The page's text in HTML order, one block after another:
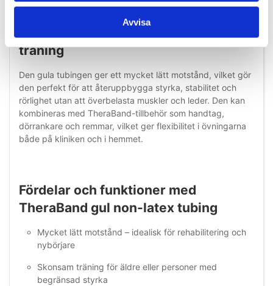
Avvisa
träning
Den gula tubingen ger ett mycket lätt motstånd, vilket gör
den perfekt för att återuppbygga styrka, stabilitet och
rörlighet utan att överbelasta muskler och leder. Den kan
kombineras med TheraBand-tillbehör som handtag,
dörrankare och remmar, vilket ger flexibilitet i övningarna
både på kliniken och i hemmet.
Fördelar och funktioner med
TheraBand gul non-latex tubing
Mycket lätt motstånd – idealisk för rehabilitering och
nybörjare
Skonsam träning för äldre eller personer med
begränsad styrka